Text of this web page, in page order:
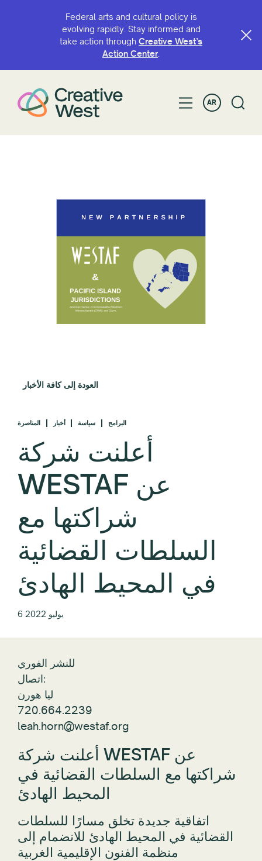
Federal arts and cultural policy is
evolving rapidly. Stay informed and
take action through Creative West’s
Action Center.
AR
العودة إلى كافة الأخبار
المناصرة أخبار سياسة البرامج
أعلنت شركة
WESTAF عن
شراكتها مع
السلطات القضائية
في المحيط الهادئ
6 يوليو 2022
للنشر الفوري
اتصال:
ليا هورن
720.664.2239
leah.horn@westaf.org
أعلنت شركة WESTAF عن
شراكتها مع السلطات القضائية في
المحيط الهادئ
اتفاقية جديدة تخلق مسارًا للسلطات
القضائية في المحيط الهادئ للانضمام إلى
منظمة الفنون الإقليمية الغربية